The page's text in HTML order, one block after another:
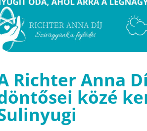
Richter Anna
közé